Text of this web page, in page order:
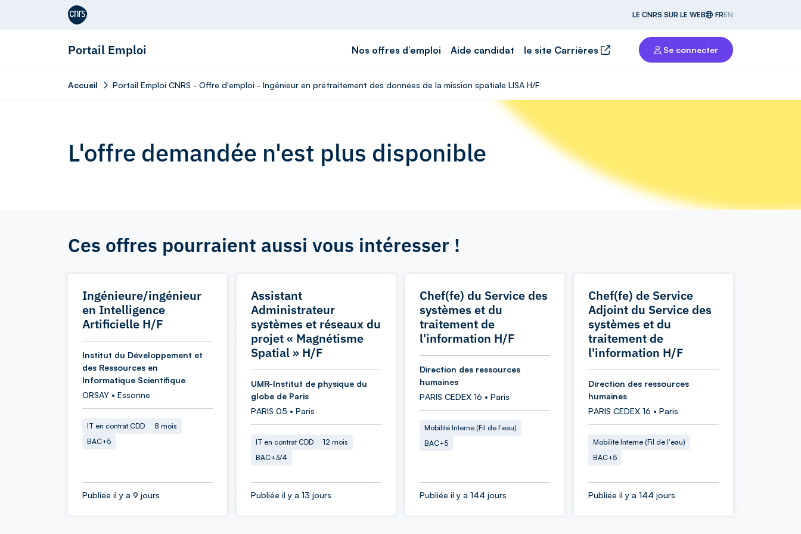
Aller au contenu
LE CNRS SUR LE WEB FREN
Portail Emploi Nos offres d’emploi Aide candidat le site Carrières Se connecter
Accueil Portail Emploi CNRS - Offre d'emploi - Ingénieur en prétraitement des données de la mission spatiale LISA H/F
L'offre demandée n'est plus disponible
Ces offres pourraient aussi vous intéresser !
Ingénieure/ingénieur
en Intelligence
Artificielle H/F
Institut du Développement et
des Ressources en
Informatique Scientifique
ORSAY • Essonne
IT en contrat CDD
8 mois
BAC+5
Publiée il y a 9 jours
Assistant
Administrateur
systèmes et réseaux du
projet « Magnétisme
Spatial » H/F
UMR-Institut de physique du
globe de Paris
PARIS 05 • Paris
IT en contrat CDD
12 mois
BAC+3/4
Publiée il y a 13 jours
Chef(fe) du Service des
systèmes et du
traitement de
l'information H/F
Direction des ressources
humaines
PARIS CEDEX 16 • Paris
Mobilité Interne (Fil de l'eau)
BAC+5
Publiée il y a 144 jours
Chef(fe) de Service
Adjoint du Service des
systèmes et du
traitement de
l'information H/F
Direction des ressources
humaines
PARIS CEDEX 16 • Paris
Mobilité Interne (Fil de l'eau)
BAC+5
Publiée il y a 144 jours